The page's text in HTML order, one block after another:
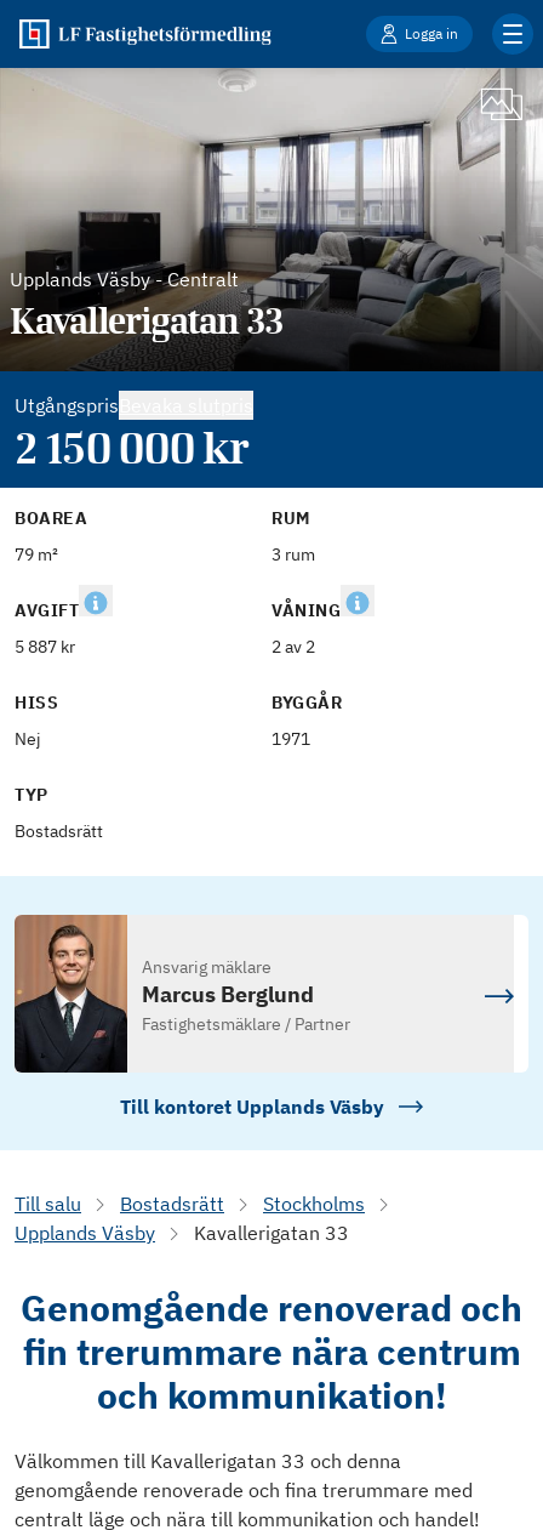
Logga in
Upplands Väsby-Centralt
Kavallerigatan 33
Utgångspris
2 150 000kr
BOAREA
79 m²
RUM
3 rum
AVGIFT
5 887 kr
VÅNING
2 av 2
HISS
Nej
BYGGÅR
1971
TYP
Bostadsrätt
Ansvarig mäklare
Marcus Berglund
Fastighetsmäklare / Partner
Till kontoret Upplands Väsby
Till salu Bostadsrätt
Stockholms
Upplands Väsby
Kavallerigatan 33
Genomgående renoverad och
fin trerummare nära centrum
och kommunikation!
Välkommen till Kavallerigatan 33 och denna
genomgående renoverade och fina trerummare med
centralt läge och nära till kommunikation och handel!